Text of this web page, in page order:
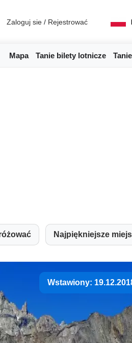
Zaloguj sie / Rejestrować
Mapa Tanie bilety lotnicze
Najpiękniejsze
Wstawiony: